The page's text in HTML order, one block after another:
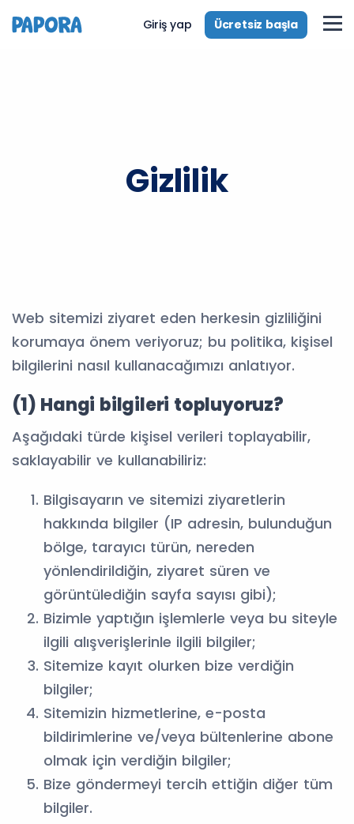
Giriş yap Ücretsiz başla
Gizlilik
Web sitemizi ziyaret eden herkesin gizliliğini
korumaya önem veriyoruz; bu politika, kişisel
bilgilerini nasıl kullanacağımızı anlatıyor.
(1) Hangi bilgileri topluyoruz?
Aşağıdaki türde kişisel verileri toplayabilir,
saklayabilir ve kullanabiliriz:
Bilgisayarın ve sitemizi ziyaretlerin
hakkında bilgiler (IP adresin, bulunduğun
bölge, tarayıcı türün, nereden
yönlendirildiğin, ziyaret süren ve
görüntülediğin sayfa sayısı gibi);
Bizimle yaptığın işlemlerle veya bu siteyle
ilgili alışverişlerinle ilgili bilgiler;
Sitemize kayıt olurken bize verdiğin
bilgiler;
Sitemizin hizmetlerine, e-posta
bildirimlerine ve/veya bültenlerine abone
olmak için verdiğin bilgiler;
Bize göndermeyi tercih ettiğin diğer tüm
bilgiler.